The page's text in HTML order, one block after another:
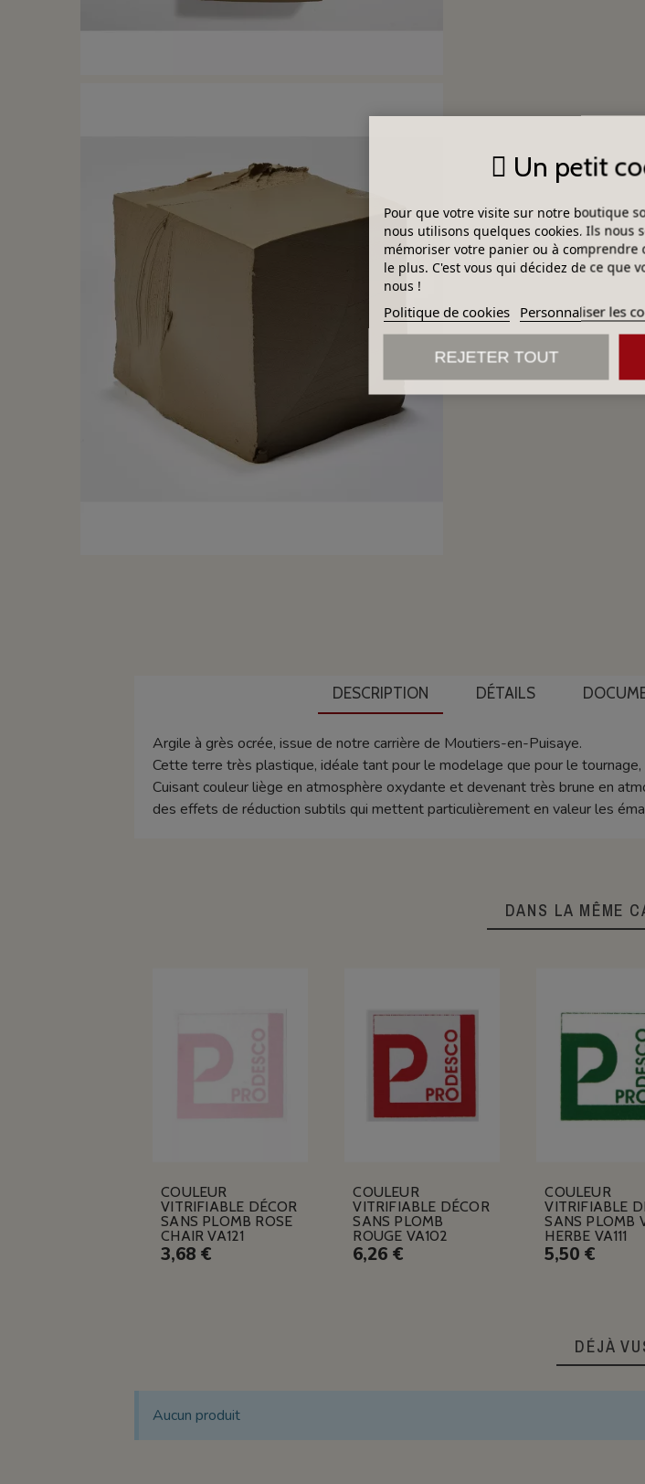
DESCRIPTION DÉTAILS
Argile à grès ocrée, issue de notre carrière de Moutiers-en-Puisaye.
Cette terre très plastique, idéale tant pour le modelage que pour le
Cuisant couleur liège en atmosphère oxydante et devenant très brune en
des effets de réduction subtils qui mettent particulièrement en valeur les
DANS LA MÊME
COULEUR
VITRIFIABLE DÉCOR
SANS PLOMB ROSE
CHAIR VA121
3,68 €
COULEUR
VITRIFIABLE DÉCOR
SANS PLOMB
ROUGE VA102
6,26 €
COULEUR
VITRIFIABLE
SANS PLOMB
HERBE VA111
5,50 €
DÉJÀ
Aucun produit
Un petit
Pour que votre visite sur notre boutique
nous utilisons quelques cookies. Ils nous
mémoriser votre panier ou à comprendre
le plus. C'est vous qui décidez de ce que
nous !
Politique de cookies Personnaliser les
REJETER TOUT